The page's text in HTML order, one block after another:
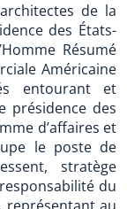
de la
des États-
Résumé
Américaine
entourant et
présidence des
d’affaires et
le poste de
stratège
du